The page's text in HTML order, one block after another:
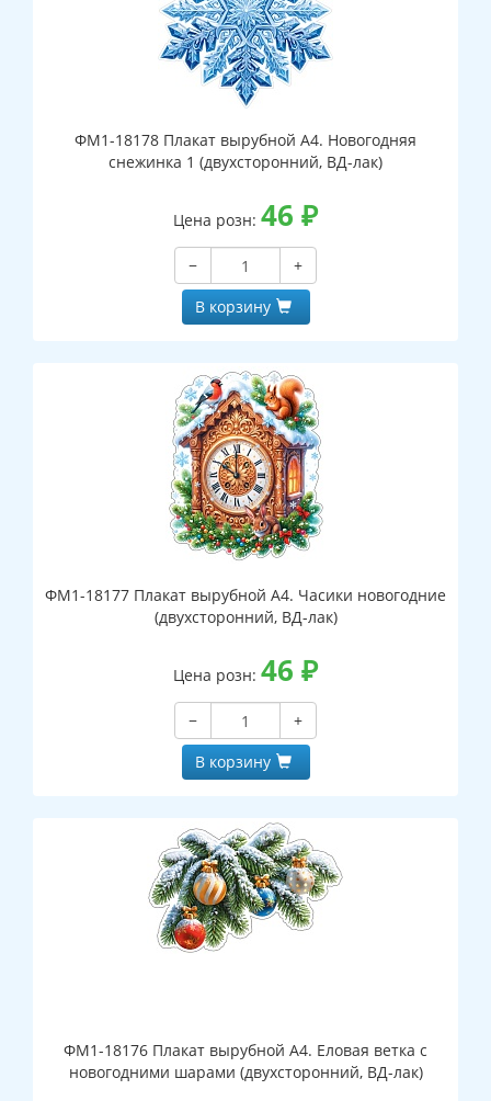
ФМ1-18178 Плакат вырубной А4. Новогодняя
снежинка 1 (двухсторонний, ВД-лак)
Цена розн: 46 ₽
−
+
В корзину
ФМ1-18177 Плакат вырубной А4. Часики новогодние
(двухсторонний, ВД-лак)
Цена розн: 46 ₽
−
+
В корзину
ФМ1-18176 Плакат вырубной А4. Еловая ветка с
новогодними шарами (двухсторонний, ВД-лак)